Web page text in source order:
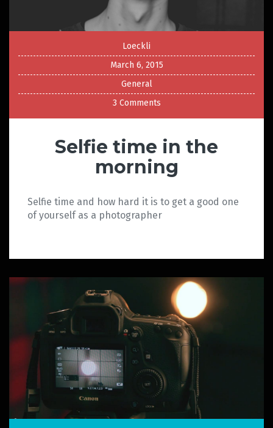
Loeckli
March 6, 2015
General
3 Comments
Selfie time in the
morning
Selfie time and how hard it is to get a good one
of yourself as a photographer